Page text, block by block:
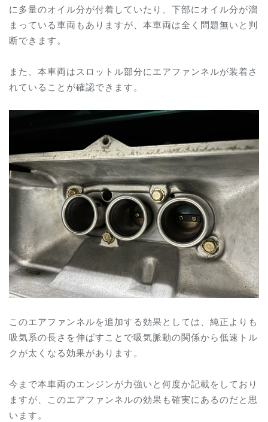
に多量のオイル分が付着していたり、下部にオイル分が溜
まっている車両もありますが、本車両は全く問題無いと判
断できます。
また、本車両はスロットル部分にエアファンネルが装着さ
れていることが確認できます。
このエアファンネルを追加する効果としては、純正よりも
吸気系の長さを伸ばすことで吸気脈動の関係から低速トル
クが太くなる効果があります。
今まで本車両のエンジンが力強いと何度か記載をしており
ますが、このエアファンネルの効果も確実にあるのだと思
います。